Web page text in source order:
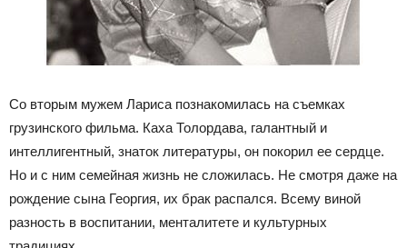
Со вторым мужем Лариса познакомилась на съемках
грузинского фильма. Каха Толордава, галантный и
интеллигентный, знаток литературы, он покорил ее сердце.
Но и с ним семейная жизнь не сложилась. Не смотря даже на
рождение сына Георгия, их брак распался. Всему виной
разность в воспитании, менталитете и культурных